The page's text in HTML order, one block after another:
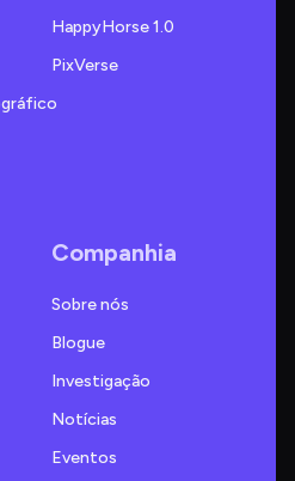
HappyHorse 1.0
PixVerse
Companhia
Sobre nós
Blogue
Investigação
Notícias
Eventos